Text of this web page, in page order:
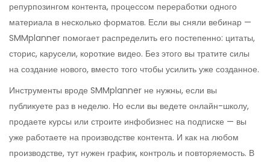
репурпозингом контента, процессом переработки одного
материала в несколько форматов. Если вы сняли вебинар —
SMMplanner помогает распределить его постепенно: цитаты,
сторис, карусели, короткие видео. Без этого вы тратите силы
на создание нового, вместо того чтобы усилить уже созданное.
Инструменты вроде SMMplanner не нужны, если вы
публикуете раз в неделю. Но если вы ведете онлайн-школу,
продаете курсы или строите инфобизнес на подписке — вы
уже работаете на производстве контента. И как на любом
производстве, тут нужен график, контроль и повторяемость. В